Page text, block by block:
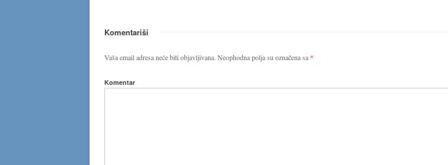
Komentariši
Vaša email adresa neće biti objavljivana. Neophodna polja su označena sa *
Komentar